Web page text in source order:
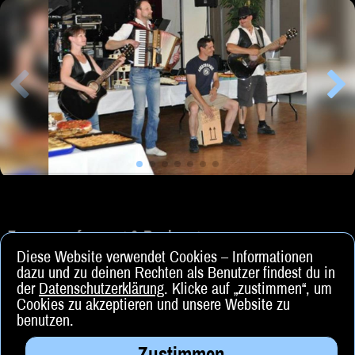
Zusammenfassung & Buchung
Diese Website verwendet Cookies – Informationen
dazu und zu deinen Rechten als Benutzer findest du in
derDatenschutzerklärung. Klicke auf „zustimmen“, um
Cookies zu akzeptieren und unsere Website zu
benutzen.